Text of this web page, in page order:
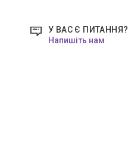
У ВАС Є ПИТАННЯ?
Напишіть нам